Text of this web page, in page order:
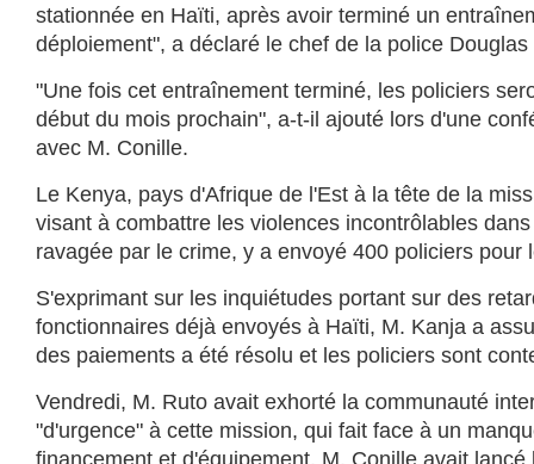
stationnée en Haïti, après avoir terminé un
déploiement", a déclaré le chef de la police Douglas
"Une fois cet entraînement terminé, les policiers
début du mois prochain", a-t-il ajouté lors d'une
avec M. Conille.
Le Kenya, pays d'Afrique de l'Est à la tête de la
visant à combattre les violences incontrôlables
ravagée par le crime, y a envoyé 400 policiers pour
S'exprimant sur les inquiétudes portant sur des
fonctionnaires déjà envoyés à Haïti, M. Kanja a
des paiements a été résolu et les policiers sont
Vendredi, M. Ruto avait exhorté la communauté
"d'urgence" à cette mission, qui fait face à un
financement et d'équipement. M. Conille avait lancé